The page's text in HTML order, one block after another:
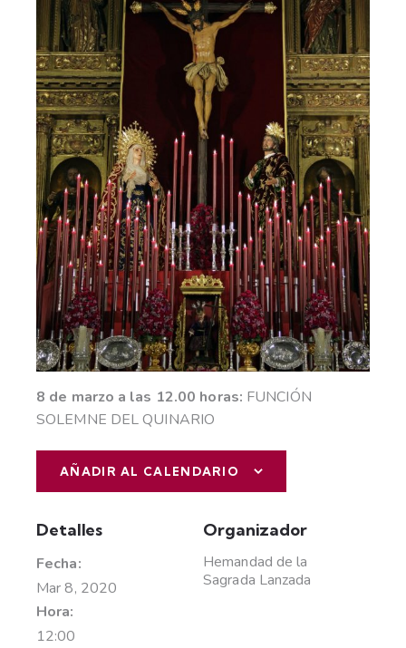
8 de marzo a las 12.00 horas: FUNCIÓN
SOLEMNE DEL QUINARIO
AÑADIR AL CALENDARIO
Detalles
Fecha:
Mar 8, 2020
Hora:
12:00
Organizador
Hemandad de la
Sagrada Lanzada